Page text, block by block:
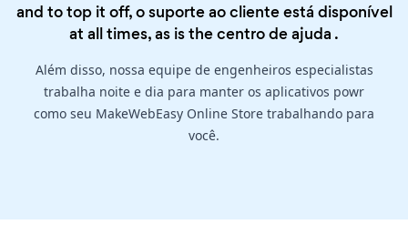
and to top it off, o suporte ao cliente está disponível
at all times, as is thecentro de ajuda .
Além disso, nossa equipe de engenheiros especialistas
trabalha noite e dia para manter os aplicativos powr
como seu MakeWebEasy Online Store trabalhando para
você.